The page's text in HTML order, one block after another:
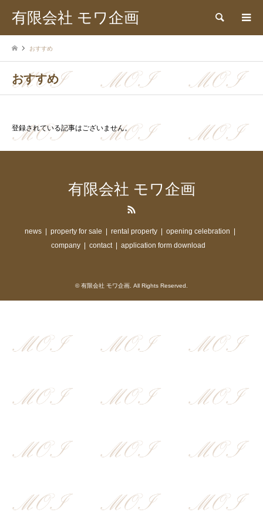
有限会社 モワ企画 検索
おすすめ
おすすめ
登録されている記事はございません。
有限会社 モワ企画
news property for sale rental property
opening celebration
company
contact application form download
©有限会社 モワ企画 . All Rights Reserved.